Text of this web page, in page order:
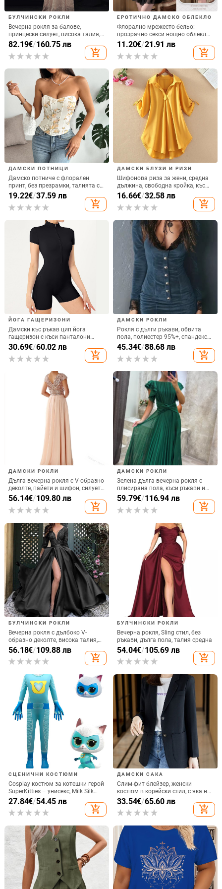
БУЛЧИНСКИ РОКЛИ
Вечерна рокля за балове,
принцески силует, висока талия,
дълга пола, 3/4 ръкав, полиестер
плат
82.19€/160.75 лв
add_shopping_cart
ЕРОТИЧНО ДАМСКО ОБЛЕКЛО
Флорално мрежесто бельо:
прозрачно секси нощно облекло
с презрамки
11.20€/21.91 лв
add_shopping_cart
ДАМСКИ ПОТНИЦИ
Дамско потниче с флорален
принт, без презрамки, талията се
стяга, ултракъсо дължина,
полиестерна материя
19.22€/37.59 лв
add_shopping_cart
ДАМСКИ БЛУЗИ И РИЗИ
Шифонова риза за жени, средна
дължина, свободна кройка, къс
ръкав, едноцветна, полиестер
90–95%
16.66€/32.58 лв
add_shopping_cart
ЙОГА ГАЩЕРИЗОНИ
Дамски къс ръкав цип йога
гащеризон с къси панталони
(Супер еластичен, дишащ, тънък;
плат от нейлон, подобен на
облак; 75% нейлон, 25% спандекс;
бягане, фитнес, колоездене,
30.69€/60.02 лв
add_shopping_cart
ДАМСКИ РОКЛИ
Рокля с дълги ръкави, обвита
пола, полиестер 95%+, спандекс
съдържание, кръпкова изработка,
дълбоко V-образно деколте
45.34€/88.68 лв
add_shopping_cart
ДАМСКИ РОКЛИ
Дълга вечерна рокля с V-образно
деколте, пайети и шифон, силует
А-образен, висока талия
56.14€/109.80 лв
add_shopping_cart
ДАМСКИ РОКЛИ
Зелена дълга вечерна рокля с
плисирана пола, къси ръкави и
кръгло деколте, А-образен силует
59.79€/116.94 лв
add_shopping_cart
БУЛЧИНСКИ РОКЛИ
Вечерна рокля с дълбоко V-
образно деколте, висока талия,
дълги ръкави, малък шлейф,
дълга пола
56.18€/109.88 лв
add_shopping_cart
БУЛЧИНСКИ РОКЛИ
Вечерна рокля, Sling стил, без
ръкави, дълга пола, талия средна
54.04€/105.69 лв
add_shopping_cart
СЦЕНИЧНИ КОСТЮМИ
Cosplay костюм за котешки герой
SuperKitties – унисекс, Milk Silk
материал, полиестер 70–80%, за
игри и аниме ролеви изпълнения,
2024 пролет
27.84€/54.45 лв
add_shopping_cart
ДАМСКИ САКА
Слим-фит блейзер, женски
костюм в корейски стил, с яка на
костюм, копчета в един ред,
полиестерна материя
33.54€/65.60 лв
add_shopping_cart